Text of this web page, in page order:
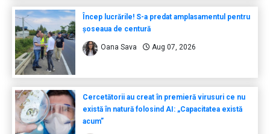
Încep lucrările! S-a predat amplasamentul pentru
șoseaua de centură
Oana Sava Aug 07, 2026
Cercetătorii au creat în premieră virusuri ce nu
există în natură folosind AI: „Capacitatea există
acum”